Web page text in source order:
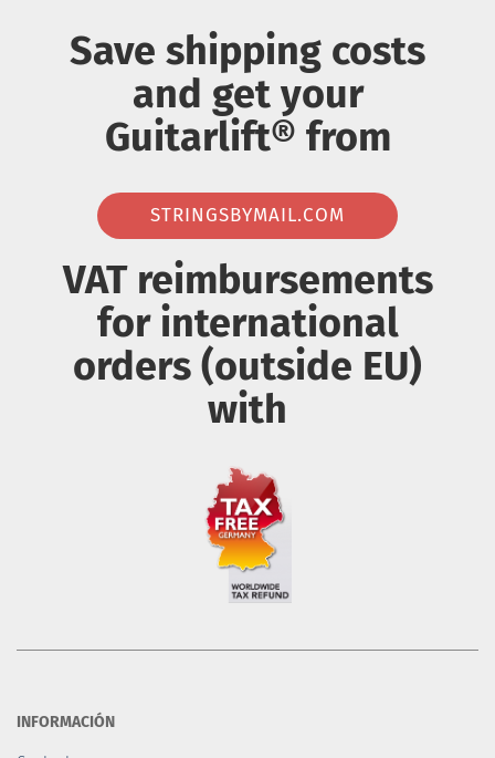
Save shipping costs
and get your
Guitarlift® from
STRINGSBYMAIL.COM
VAT reimbursements
for international
orders (outside EU)
with
INFORMACIÓN